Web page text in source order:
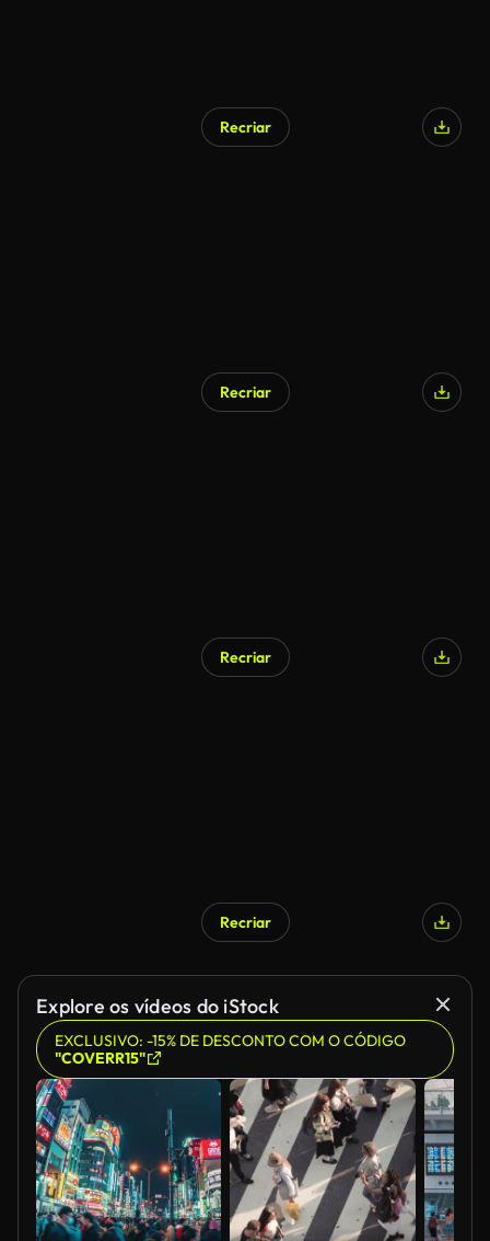
Recriar
Recriar
Recriar
Recriar
Explore os vídeos do iStock
EXCLUSIVO: -15% DE DESCONTO COM O CÓDIGO
"COVERR15"